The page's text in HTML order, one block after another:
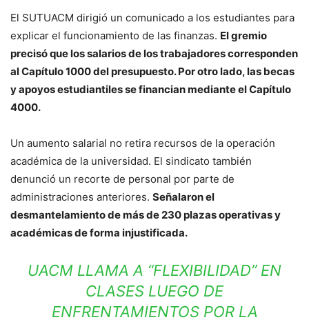
El SUTUACM dirigió un comunicado a los estudiantes para
explicar el funcionamiento de las finanzas. El gremio
precisó que los salarios de los trabajadores corresponden
al Capítulo 1000 del presupuesto. Por otro lado, las becas
y apoyos estudiantiles se financian mediante el Capítulo
4000.
Un aumento salarial no retira recursos de la operación
académica de la universidad. El sindicato también
denunció un recorte de personal por parte de
administraciones anteriores. Señalaron el
desmantelamiento de más de 230 plazas operativas y
académicas de forma injustificada.
UACM LLAMA A “FLEXIBILIDAD” EN
CLASES LUEGO DE
ENFRENTAMIENTOS POR LA